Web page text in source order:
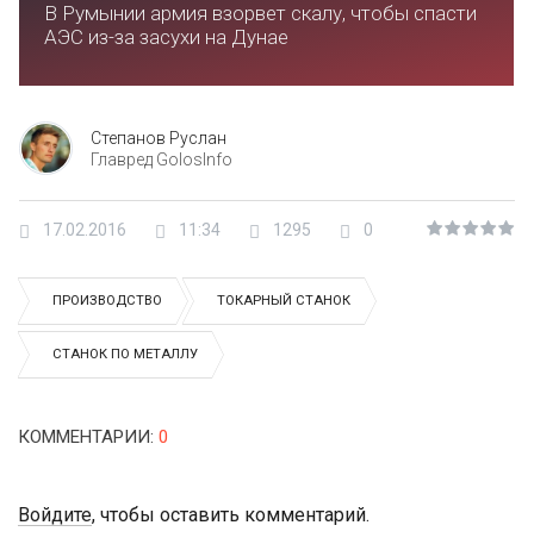
В Румынии армия взорвет скалу, чтобы спасти
АЭС из-за засухи на Дунае
Степанов Руслан
Главред GolosInfo
17.02.2016 11:34 1295 0
ПРОИЗВОДСТВО ТОКАРНЫЙ СТАНОК
СТАНОК ПО МЕТАЛЛУ
КОММЕНТАРИИ: 0
Войдите, чтобы оставить комментарий.